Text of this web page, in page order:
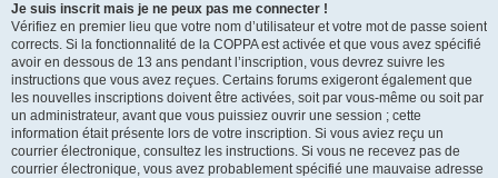
Je suis inscrit mais je ne peux pas me connecter !
Vérifiez en premier lieu que votre nom d’utilisateur et votre mot de passe soient
corrects. Si la fonctionnalité de la COPPA est activée et que vous avez spécifié
avoir en dessous de 13 ans pendant l’inscription, vous devrez suivre les
instructions que vous avez reçues. Certains forums exigeront également que
les nouvelles inscriptions doivent être activées, soit par vous-même ou soit par
un administrateur, avant que vous puissiez ouvrir une session ; cette
information était présente lors de votre inscription. Si vous aviez reçu un
courrier électronique, consultez les instructions. Si vous ne recevez pas de
courrier électronique, vous avez probablement spécifié une mauvaise adresse